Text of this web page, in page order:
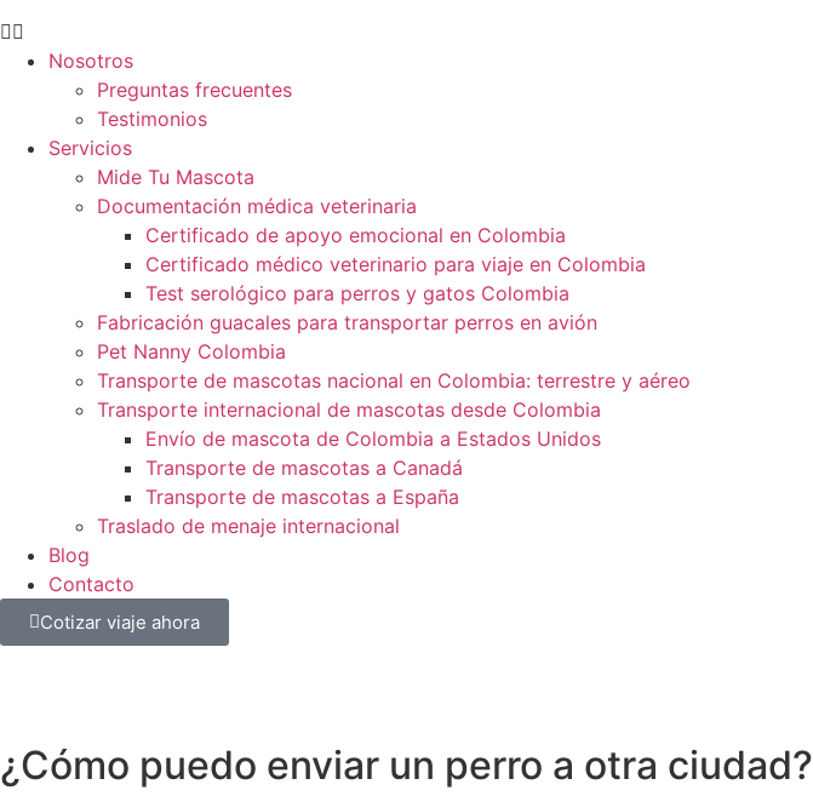
Nosotros
Preguntas frecuentes
Testimonios
Servicios
Mide Tu Mascota
Documentación médica veterinaria
Certificado de apoyo emocional en Colombia
Certificado médico veterinario para viaje en Colombia
Test serológico para perros y gatos Colombia
Fabricación guacales para transportar perros en avión
Pet Nanny Colombia
Transporte de mascotas nacional en Colombia: terrestre y aéreo
Transporte internacional de mascotas desde Colombia
Envío de mascota de Colombia a Estados Unidos
Transporte de mascotas a Canadá
Transporte de mascotas a España
Traslado de menaje internacional
Blog
Contacto
Cotizar viaje ahora
¿Cómo puedo enviar un perro a otra ciudad?